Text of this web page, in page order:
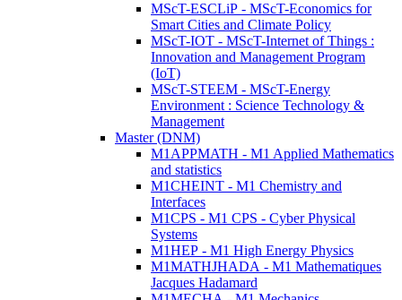
MScT-ESCLiP - MScT-Economics for
Smart Cities and Climate Policy
MScT-IOT - MScT-Internet of Things :
Innovation and Management Program
(IoT)
MScT-STEEM - MScT-Energy
Environment : Science Technology &
Management
Master (DNM)
M1APPMATH - M1 Applied Mathematics
and statistics
M1CHEINT - M1 Chemistry and
Interfaces
M1CPS - M1 CPS - Cyber Physical
Systems
M1HEP - M1 High Energy Physics
M1MATHJHADA - M1 Mathematiques
Jacques Hadamard